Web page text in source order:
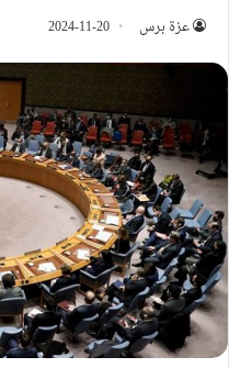
عزة برس 2024-11-20